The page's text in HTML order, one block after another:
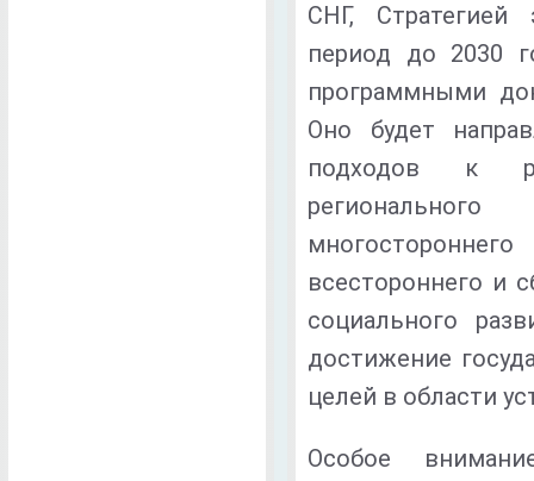
СНГ, Стратегией
период до 2030
программными
Оно будет
подходов к
всестороннего и
социального
достижение
целей в области
Особое